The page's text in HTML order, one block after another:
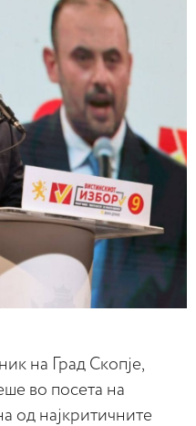
на Град Скопје,
во посета на
од најкритичните